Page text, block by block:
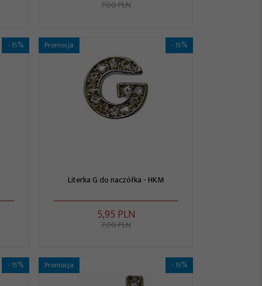
7,00 PLN
- 15% Promocja - 15%
Literka G do naczółka - HKM
5,95 PLN
7,00 PLN
- 15% Promocja - 15%